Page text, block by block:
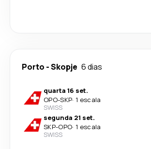
Porto -Skopje 6 dias
quarta 16 set.
OPO-SKP· 1 escala
SWISS
segunda 21 set.
SKP-OPO· 1 escala
SWISS